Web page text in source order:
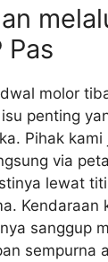
Pas
molor
penting
Pihak kami
via
lewat
Kendaraan
sanggup
sempurna